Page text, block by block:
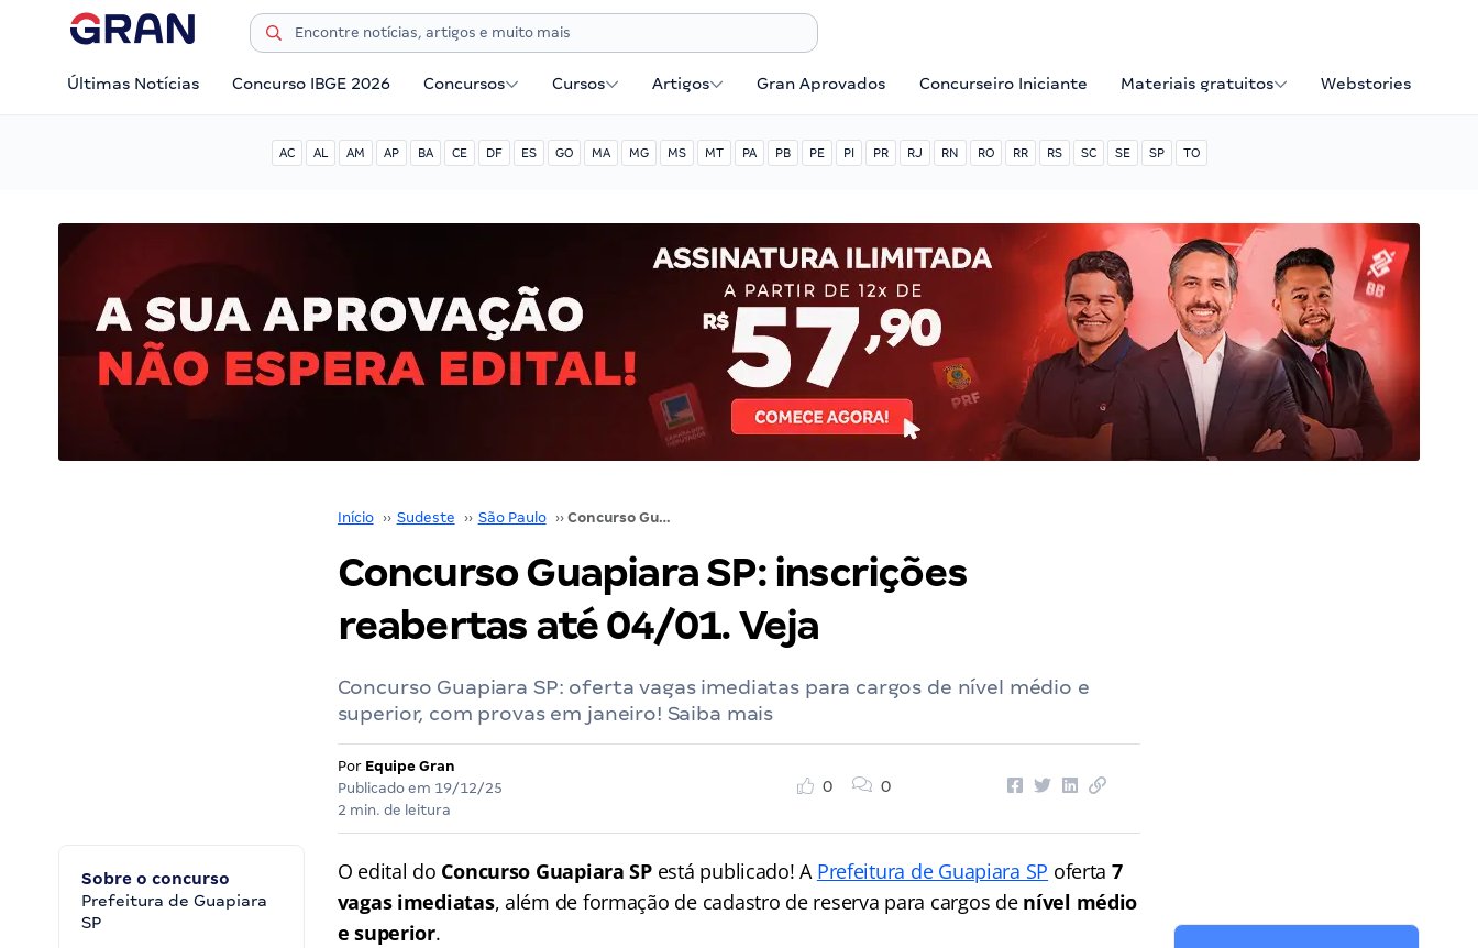
Últimas Notícias Concurso IBGE 2026 Concursos Cursos Artigos Gran Aprovados Concurseiro Iniciante Materiais gratuitos Webstories
AC AL AM AP BA CE DF ES GO MA MG MS MT PA PB PE PI PR RJ RN RO RR RS SC SE SP TO
Início ›› Sudeste ›› São Paulo ›› Concurso Guapiara SP: inscrições reabertas até 04/01. Veja
Concurso Guapiara SP: inscrições
reabertas até 04/01. Veja
Concurso Guapiara SP: oferta vagas imediatas para cargos de nível médio e
superior, com provas em janeiro! Saiba mais
Por Equipe Gran
Publicado em 19/12/25
2 min. de leitura
0 0
Sobre o concurso
Prefeitura de Guapiara
SP
O edital do Concurso Guapiara SPestá publicado! A Prefeitura de Guapiara SP oferta 7
vagas imediatas, além de formação de cadastro de reserva para cargos de nível médio
e superior.